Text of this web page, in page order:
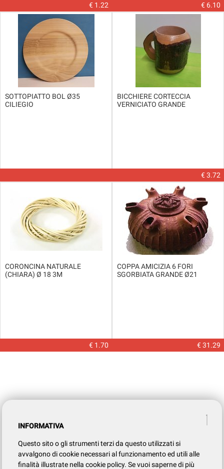
€ 1.22 € 6.10
SOTTOPIATTO BOL Ø35
CILIEGIO
BICCHIERE CORTECCIA
VERNICIATO GRANDE
€ 3.72
CORONCINA NATURALE
(CHIARA) Ø 18 3M
€ 1.70
COPPA AMICIZIA 6 FORI
SGORBIATA GRANDE Ø21
€ 31.29
INFORMATIVA
Questo sito o gli strumenti terzi da questo utilizzati si
avvalgono di cookie necessari al funzionamento ed utili alle
finalità illustrate nella cookie policy. Se vuoi saperne di più